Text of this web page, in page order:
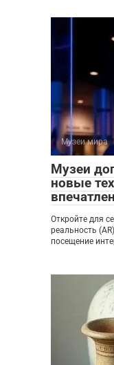
Музеи мира
Музеи
новые
Откройте для
реальность
посещение